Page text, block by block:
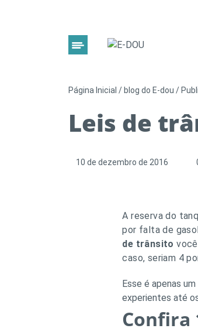
Página Inicial / blog do E-dou /
Leis de
10 de dezembro de 2016
A reserva do
por falta de
de trânsito
caso, seriam 4
Esse é apenas
experientes até
Confira